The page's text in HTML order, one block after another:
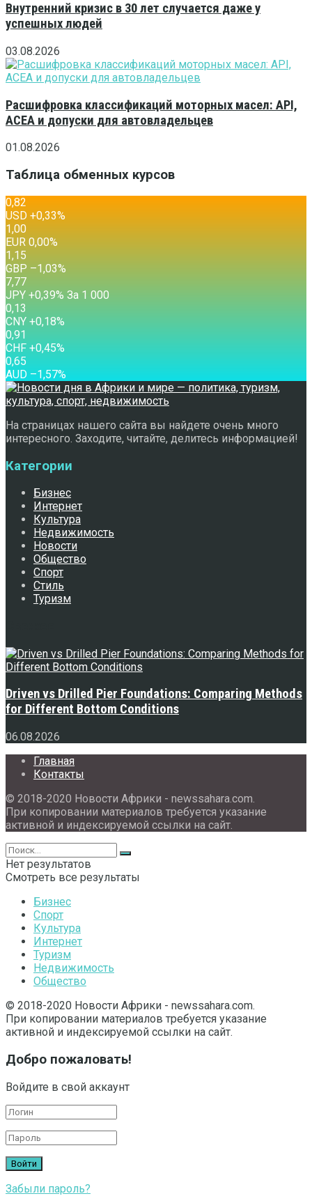
Внутренний кризис в 30 лет случается даже у
успешных людей
03.08.2026
Расшифровка классификаций моторных масел: API,
ACEA и допуски для автовладельцев
01.08.2026
Таблица обменных курсов
0,82
USD +0,33%
1,00
EUR 0,00%
1,15
GBP –1,03%
7,77
JPY +0,39% За 1 000
0,13
CNY +0,18%
0,91
CHF +0,45%
0,65
AUD –1,57%
На страницах нашего сайта вы найдете очень много
интересного. Заходите, читайте, делитесь информацией!
Категории
Бизнес
Интернет
Культура
Недвижимость
Новости
Общество
Спорт
Стиль
Туризм
Driven vs Drilled Pier Foundations: Comparing Methods
for Different Bottom Conditions
06.08.2026
Главная
Контакты
© 2018-2020 Новости Африки - newssahara.com.
При копировании материалов требуется указание
активной и индексируемой ссылки на сайт.
Нет результатов
Смотреть все результаты
Бизнес
Спорт
Культура
Интернет
Туризм
Недвижимость
Общество
© 2018-2020 Новости Африки - newssahara.com.
При копировании материалов требуется указание
активной и индексируемой ссылки на сайт.
Добро пожаловать!
Войдите в свой аккаунт
Забыли пароль?